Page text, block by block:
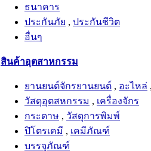
ธนาคาร
ประกันภัย
ประกันชีวิต
อื่นๆ
สินค้าอุตสาหกรรม
ยานยนต์จักรยานยนต์ อะไหล่
วัสดุอุตสหกรรม
เครื่องจักร
กระดาษ
วัสดุการพิมพ์
ปิโตรเคมี
เคมีภัณฑ์
บรรจุภัณฑ์